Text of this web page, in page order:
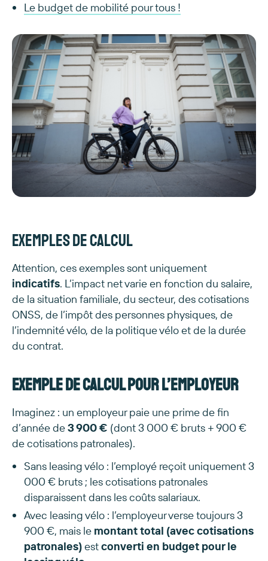
Le budget de mobilité pour tous !
Exemples de calcul
Attention, ces exemples sont uniquement
indicatifs. L’impact net varie en fonction du salaire,
de la situation familiale, du secteur, des cotisations
ONSS, de l’impôt des personnes physiques, de
l’indemnité vélo, de la politique vélo et de la durée
du contrat.
Exemple de calcul pour l’employeur
Imaginez : un employeur paie une prime de fin
d’année de3 900 € (dont 3 000 € bruts + 900 €
de cotisations patronales).
Sans leasing vélo : l’employé reçoit uniquement 3
000 € bruts ; les cotisations patronales
disparaissent dans les coûts salariaux.
Avec leasing vélo : l’employeur verse toujours 3
900 €, mais le montant total (avec cotisations
patronales)estconverti en budget pour le